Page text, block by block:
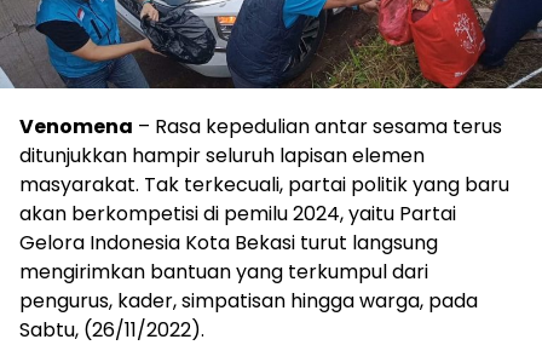
Venomena – Rasa kepedulian antar sesama terus
ditunjukkan hampir seluruh lapisan elemen
masyarakat. Tak terkecuali, partai politik yang baru
akan berkompetisi di pemilu 2024, yaitu Partai
Gelora Indonesia Kota Bekasi turut langsung
mengirimkan bantuan yang terkumpul dari
pengurus, kader, simpatisan hingga warga, pada
Sabtu, (26/11/2022).